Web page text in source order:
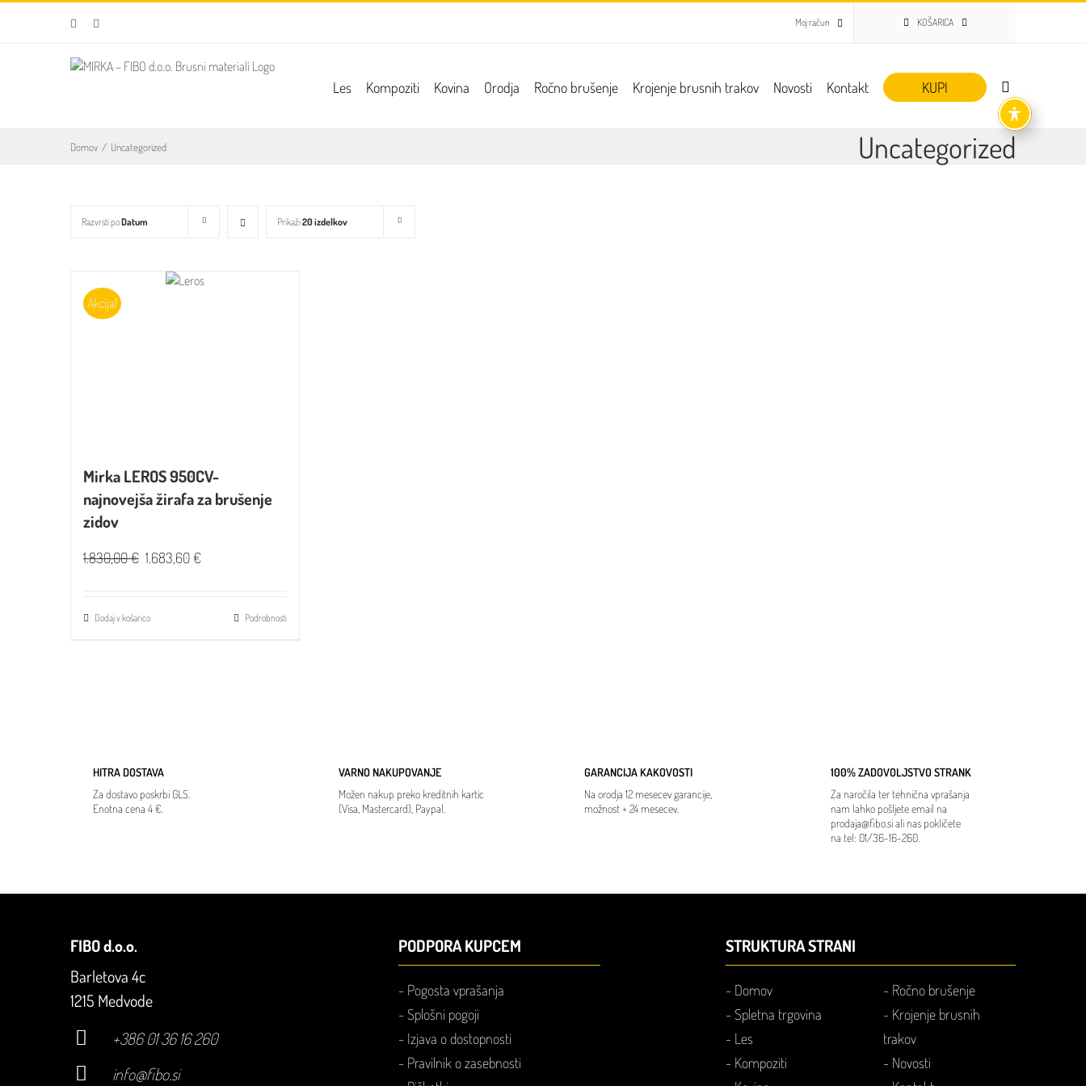
Facebook Moj račun KOŠARICA
Les Kompoziti Kovina Orodja Ročno brušenje Krojenje brusnih trakov Novosti Kontakt KUPI
Uncategorized
Domov / Uncategorized
Razvrsti poDatum Prikaži20 izdelkov
Akcija!
Mirka LEROS 950CV-
najnovejša žirafa za brušenje
zidov
1.830,00€ 1.683,60€
Dodaj v košarico Podrobnosti
HITRA DOSTAVA
Za dostavo poskrbi GLS.
Enotna cena 4 €.
VARNO NAKUPOVANJE
Možen nakup preko kreditnih kartic
(Visa, Mastercard), Paypal.
GARANCIJA KAKOVOSTI
Na orodja 12 mesecev garancije,
možnost + 24 mesecev.
100% ZADOVOLJSTVO STRANK
Za naročila ter tehnična vprašanja
nam lahko pošljete email na
prodaja@fibo.siali nas pokličete
na tel: 01/36-16-260.
FIBO d.o.o.
Barletova 4c
1215 Medvode
+386 01 36 16 260
info@fibo.si
PODPORA KUPCEM
- Pogosta vprašanja
- Splošni pogoji
- Izjava o dostopnosti
- Pravilnik o zasebnosti
STRUKTURA STRANI
- Domov
-Spletna trgovina
- Les
- Kompoziti
- Ročno brušenje
- Krojenje brusnih
trakov
- Novosti